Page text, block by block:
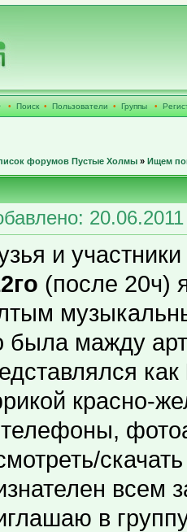
• Поиск • Пользователи • Группы •
форумов Пустые Холмы » Ищем
и
(после 20ч)
была мажду
как
красно-
всем
в